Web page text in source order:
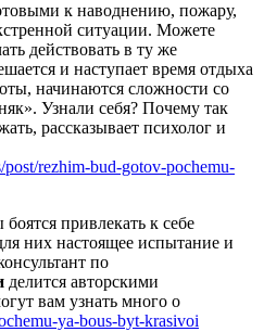
к наводнению, пожару,
ситуации. Можете
действовать в ту же
и наступает время отдыха
начинаются сложности со
Узнали себя? Почему так
рассказывает психолог и
post/rezhim-bud-gotov-pochemu-
привлекать к себе
них настоящее испытание и
по
делится авторскими
вам узнать много о
ya-bous-byt-krasivoi